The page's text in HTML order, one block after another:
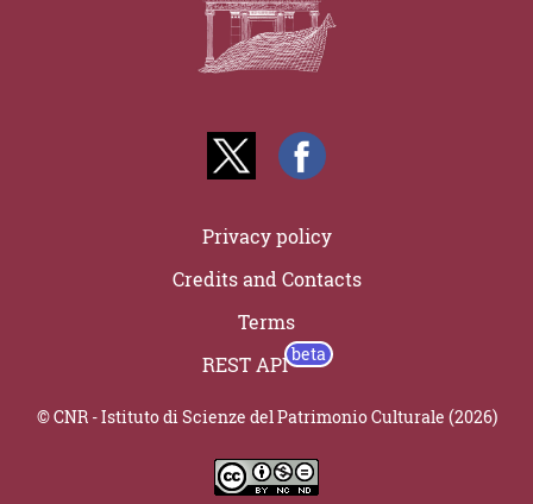
Privacy policy
Credits and Contacts
Terms
REST API
© CNR - Istituto di Scienze del Patrimonio Culturale (2026)